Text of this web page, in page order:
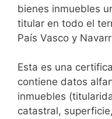
bienes inmuebles
titular en todo el
País Vasco y
Esta es una
contiene datos
inmuebles
catastral,